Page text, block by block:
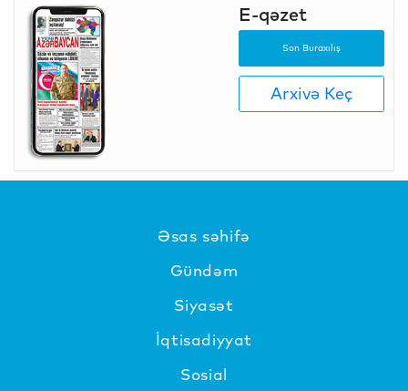
E-qəzet
Son Buraxılış
Arxivə Keç
Əsas səhifə
Gündəm
Siyasət
İqtisadiyyat
Sosial